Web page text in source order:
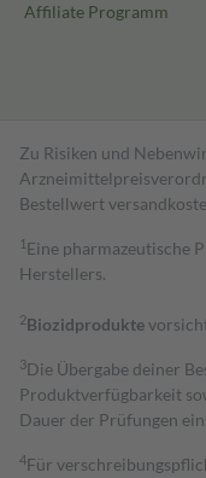
Affiliate Programm
Zu Risiken und
Bestell­wert
1 Eine pharmazeutische
Herstellers.
2Biozidprodukte
3Die Übergabe deiner
Produktverfügbarkeit
Dauer der Prüfungen
4Für